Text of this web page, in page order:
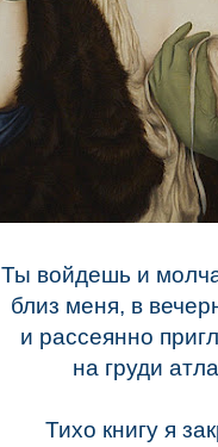
Ты войдешь и
близ меня, в
и рассеянно
на груди
Тихо книгу я